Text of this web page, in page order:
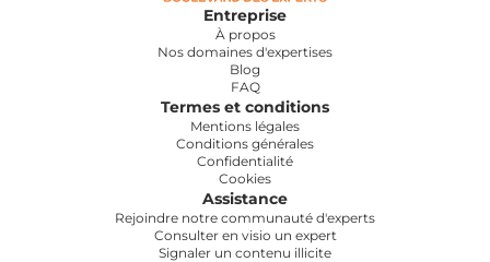
Entreprise
À propos
Nos domaines d'expertises
Blog
FAQ
Termes et conditions
Mentions légales
Conditions générales
Confidentialité
Cookies
Assistance
Rejoindre notre communauté d'experts
Consulter en visio un expert
Signaler un contenu illicite